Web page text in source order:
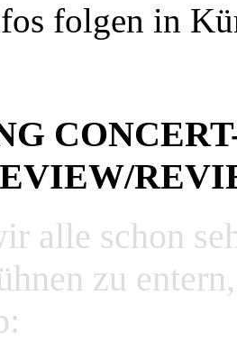
folgen in
alle schon
zu